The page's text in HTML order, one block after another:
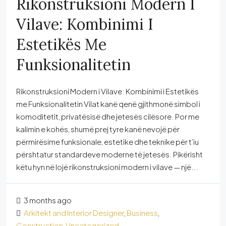
Rikonstruksioni Modern I
Vilave: Kombinimi I
Estetikës Me
Funksionalitetin
Rikonstruksioni Modern i Vilave: Kombinimi i Estetikës
me Funksionalitetin Vilat kanë qenë gjithmonë simbol i
komoditetit, privatësisë dhe jetesës cilësore. Por me
kalimin e kohës, shumë prej tyre kanë nevojë për
përmirësime funksionale, estetike dhe teknike për t’iu
përshtatur standardeve moderne të jetesës. Pikërisht
këtu hyn në lojë rikonstruksioni modern i vilave — një...
3 months ago
Arkitekt and Interior Designer, Business